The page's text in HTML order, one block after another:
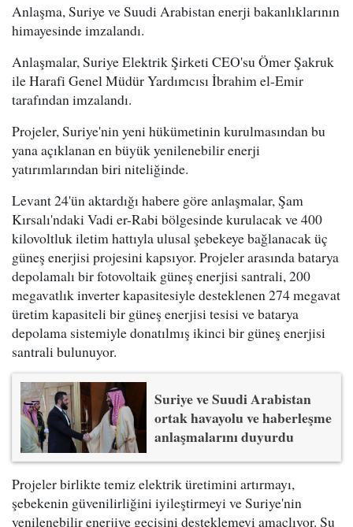
Anlaşma, Suriye ve Suudi Arabistan enerji bakanlıklarının
himayesinde imzalandı.
Anlaşmalar, Suriye Elektrik Şirketi CEO'su Ömer Şakruk
ile Harafi Genel Müdür Yardımcısı İbrahim el-Emir
tarafından imzalandı.
Projeler, Suriye'nin yeni hükümetinin kurulmasından bu
yana açıklanan en büyük yenilenebilir enerji
yatırımlarından biri niteliğinde.
Levant 24'ün aktardığı habere göre anlaşmalar, Şam
Kırsalı'ndaki Vadi er-Rabi bölgesinde kurulacak ve 400
kilovoltluk iletim hattıyla ulusal şebekeye bağlanacak üç
güneş enerjisi projesini kapsıyor. Projeler arasında batarya
depolamalı bir fotovoltaik güneş enerjisi santrali, 200
megavatlık inverter kapasitesiyle desteklenen 274 megavat
üretim kapasiteli bir güneş enerjisi tesisi ve batarya
depolama sistemiyle donatılmış ikinci bir güneş enerjisi
santrali bulunuyor.
Suriye ve Suudi Arabistan
ortak havayolu ve haberleşme
anlaşmalarını duyurdu
Projeler birlikte temiz elektrik üretimini artırmayı,
şebekenin güvenilirliğini iyileştirmeyi ve Suriye'nin
yenilenebilir enerjiye geçişini desteklemeyi amaçlıyor. Su